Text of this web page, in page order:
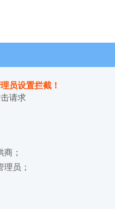
员设置拦截！
请求
；
员；